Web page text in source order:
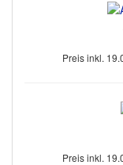
Preis inkl.
Preis inkl.